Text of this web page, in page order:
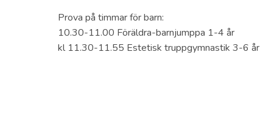
Prova på timmar för barn:
10.30-11.00 Föräldra-barnjumppa 1-4 år
kl 11.30-11.55 Estetisk truppgymnastik 3-6 år